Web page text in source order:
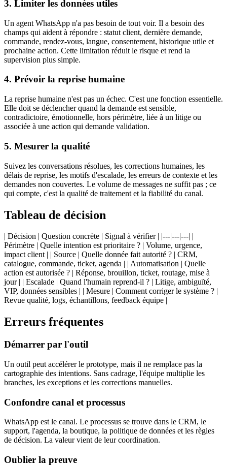
3. Limiter les données utiles
Un agent WhatsApp n'a pas besoin de tout voir. Il a besoin des
champs qui aident à répondre : statut client, dernière demande,
commande, rendez-vous, langue, consentement, historique utile et
prochaine action. Cette limitation réduit le risque et rend la
supervision plus simple.
4. Prévoir la reprise humaine
La reprise humaine n'est pas un échec. C'est une fonction essentielle.
Elle doit se déclencher quand la demande est sensible,
contradictoire, émotionnelle, hors périmètre, liée à un litige ou
associée à une action qui demande validation.
5. Mesurer la qualité
Suivez les conversations résolues, les corrections humaines, les
délais de reprise, les motifs d'escalade, les erreurs de contexte et les
demandes non couvertes. Le volume de messages ne suffit pas ; ce
qui compte, c'est la qualité de traitement et la fiabilité du canal.
Tableau de décision
| Décision | Question concrète | Signal à vérifier | |---|---|---| |
Périmètre | Quelle intention est prioritaire ? | Volume, urgence,
impact client | | Source | Quelle donnée fait autorité ? | CRM,
catalogue, commande, ticket, agenda | | Automatisation | Quelle
action est autorisée ? | Réponse, brouillon, ticket, routage, mise à
jour | | Escalade | Quand l'humain reprend-il ? | Litige, ambiguïté,
VIP, données sensibles | | Mesure | Comment corriger le système ? |
Revue qualité, logs, échantillons, feedback équipe |
Erreurs fréquentes
Démarrer par l'outil
Un outil peut accélérer le prototype, mais il ne remplace pas la
cartographie des intentions. Sans cadrage, l'équipe multiplie les
branches, les exceptions et les corrections manuelles.
Confondre canal et processus
WhatsApp est le canal. Le processus se trouve dans le CRM, le
support, l'agenda, la boutique, la politique de données et les règles
de décision. La valeur vient de leur coordination.
Oublier la preuve